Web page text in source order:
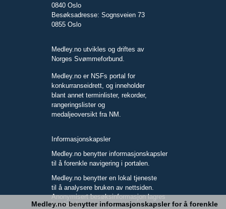
0840 Oslo
Besøksadresse: Sognsveien 73
0855 Oslo
Medley.no utvikles og driftes av
Norges Svømmeforbund.
Medley.no er NSFs portal for
konkurranseidrett, og inneholder
blant annet terminlister, rekorder,
rangeringslister og
medaljeoversikt fra NM.
Informasjonskapsler
Medley.no benytter informasjonskapsler
til å forenkle navigering i portalen.
Medley.no benytter en lokal tjeneste
til å analysere bruken av nettsiden.
Anonymisert besøksinformasjon lagres
kun lokalt.
Medley.no benytter informasjonskapsler for å forenkle